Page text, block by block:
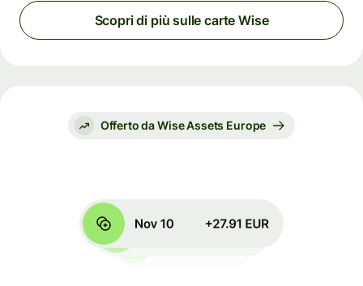
Scopri di più sulle carte Wise
Offerto da Wise Assets Europe